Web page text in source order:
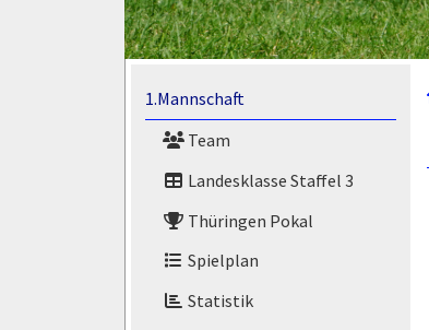
1.Mannschaft
Team
Landesklasse Staffel 3
Thüringen Pokal
Spielplan
Statistik